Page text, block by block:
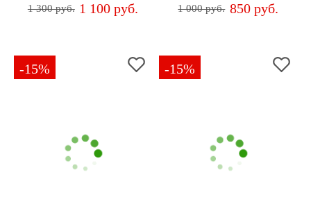
1 300 руб. 1 100 руб.
1 000 руб. 850 руб.
-15% -15%